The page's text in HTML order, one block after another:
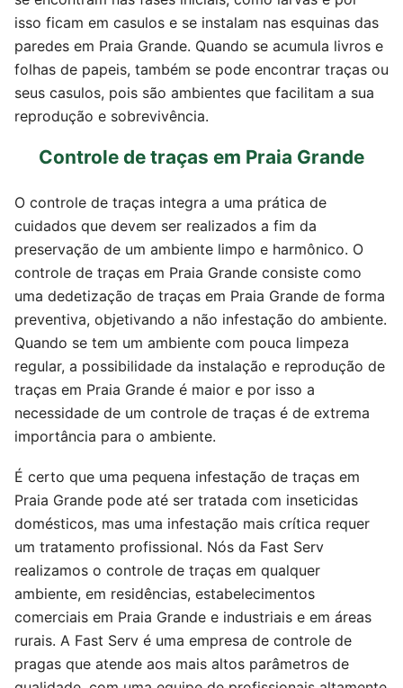
isso ficam em casulos e se instalam nas esquinas das
paredes em Praia Grande. Quando se acumula livros e
folhas de papeis, também se pode encontrar traças ou
seus casulos, pois são ambientes que facilitam a sua
reprodução e sobrevivência.
Controle de traças em Praia Grande
O controle de traças integra a uma prática de
cuidados que devem ser realizados a fim da
preservação de um ambiente limpo e harmônico. O
controle de traças em Praia Grande consiste como
uma dedetização de traças em Praia Grande de forma
preventiva, objetivando a não infestação do ambiente.
Quando se tem um ambiente com pouca limpeza
regular, a possibilidade da instalação e reprodução de
traças em Praia Grande é maior e por isso a
necessidade de um controle de traças é de extrema
importância para o ambiente.
É certo que uma pequena infestação de traças em
Praia Grande pode até ser tratada com inseticidas
domésticos, mas uma infestação mais crítica requer
um tratamento profissional. Nós da Fast Serv
realizamos o controle de traças em qualquer
ambiente, em residências, estabelecimentos
comerciais em Praia Grande e industriais e em áreas
rurais. A Fast Serv é uma empresa de controle de
pragas que atende aos mais altos parâmetros de